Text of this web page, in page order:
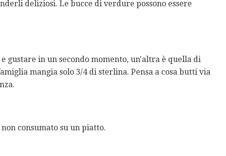
deliziosi. Le bucce di verdure possono essere
gustare in un secondo momento, un'altra è quella di
mangia solo 3/4 di sterlina. Pensa a cosa butti via
consumato su un piatto.